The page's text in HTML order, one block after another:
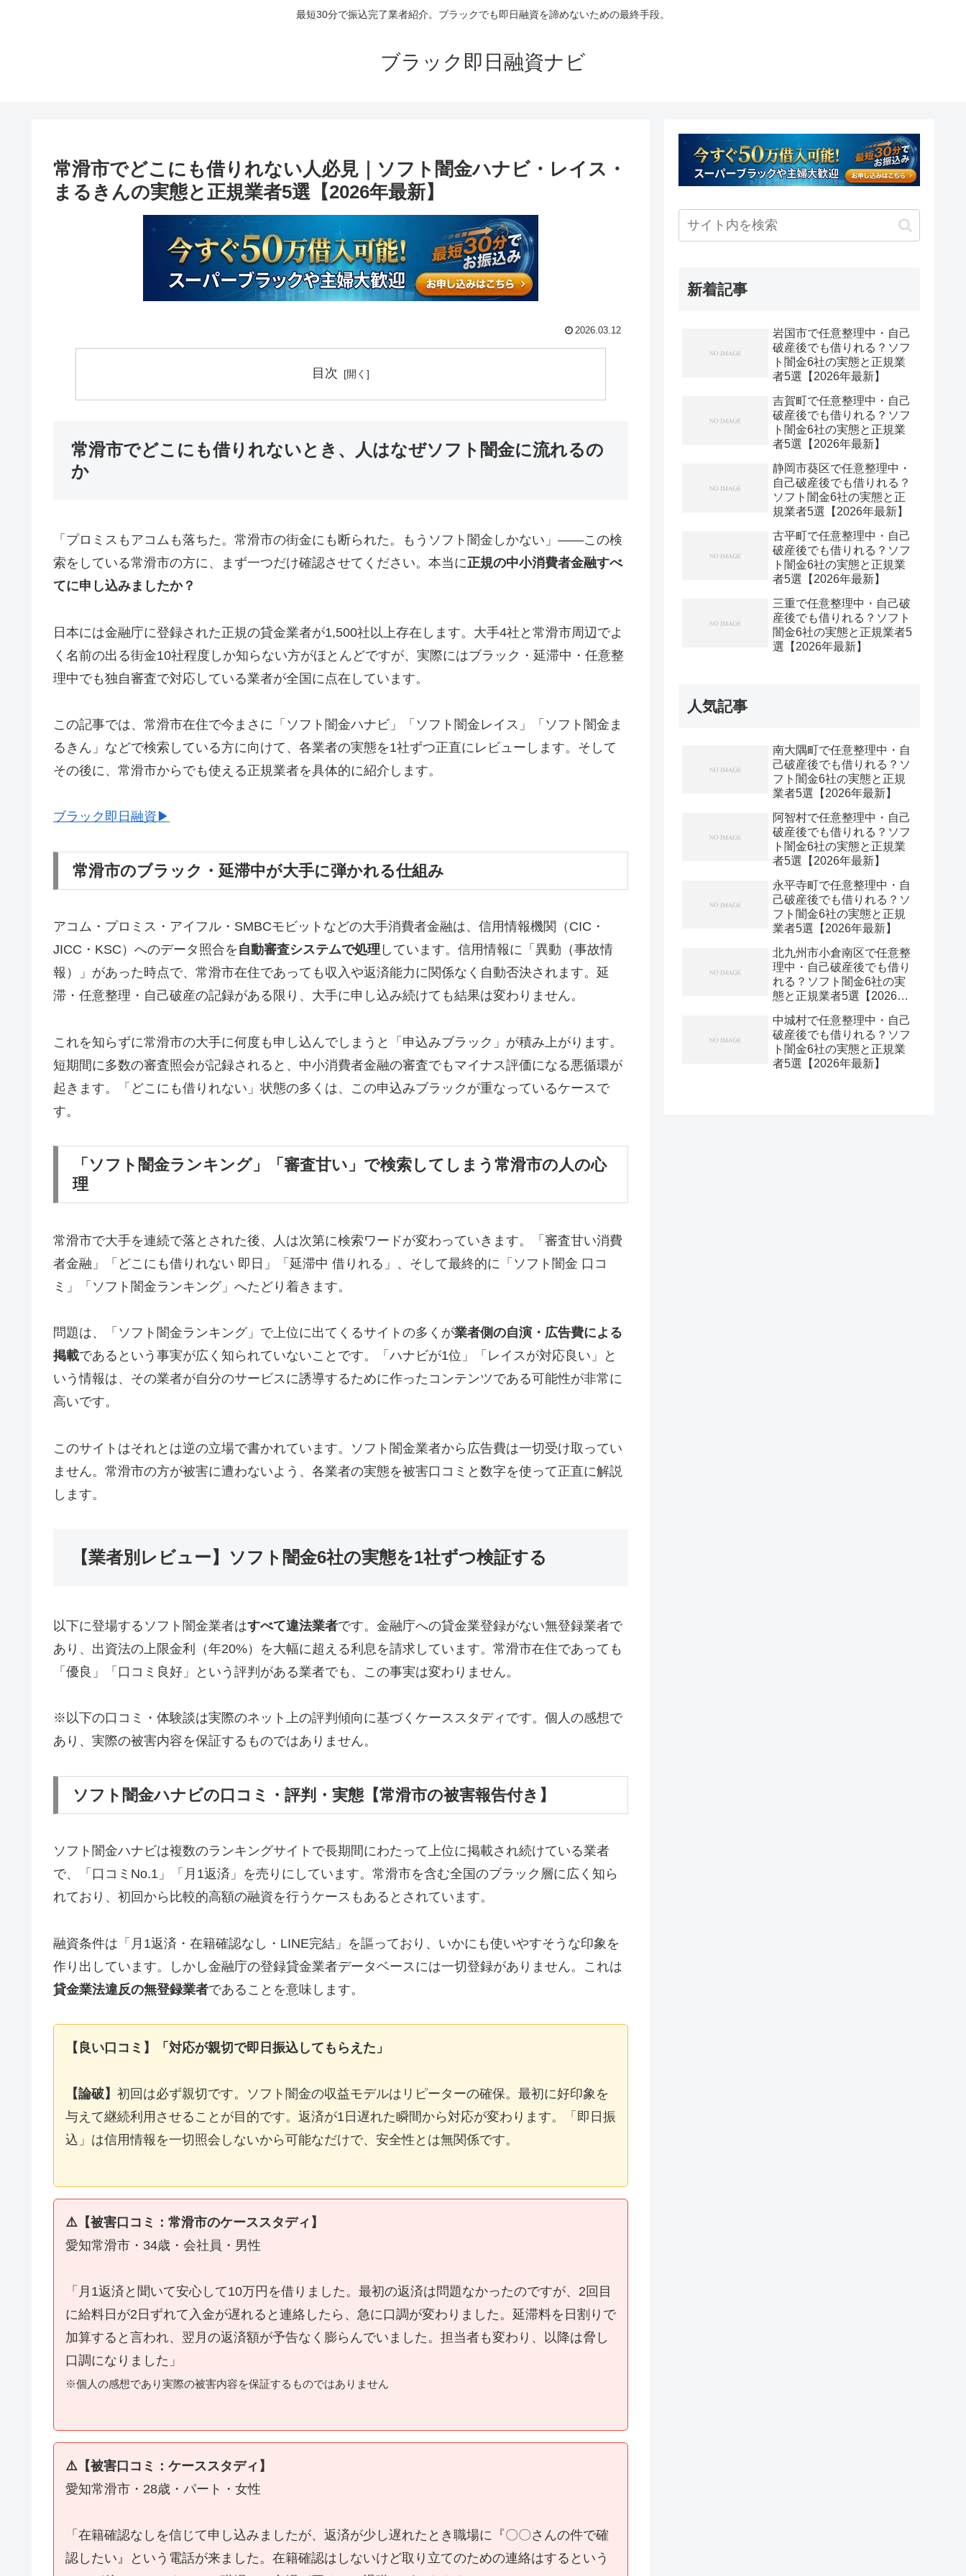
最短30分で振込完了業者紹介。ブラックでも即日融資を諦めないための最終手段。
ブラック即日融資ナビ
常滑市でどこにも借りれない人必見｜ソフト闇金ハナビ・レイス・
まるきんの実態と正規業者5選【2026年最新】
2026.03.12
目次
常滑市でどこにも借りれないとき、人はなぜソフト闇金に流れるの
か
「プロミスもアコムも落ちた。常滑市の街金にも断られた。もうソフト闇金しかない」——この検
索をしている常滑市の方に、まず一つだけ確認させてください。本当に正規の中小消費者金融すべ
てに申し込みましたか？
日本には金融庁に登録された正規の貸金業者が1,500社以上存在します。大手4社と常滑市周辺でよ
く名前の出る街金10社程度しか知らない方がほとんどですが、実際にはブラック・延滞中・任意整
理中でも独自審査で対応している業者が全国に点在しています。
この記事では、常滑市在住で今まさに「ソフト闇金ハナビ」「ソフト闇金レイス」「ソフト闇金ま
るきん」などで検索している方に向けて、各業者の実態を1社ずつ正直にレビューします。そして
その後に、常滑市からでも使える正規業者を具体的に紹介します。
ブラック即日融資▶
常滑市のブラック・延滞中が大手に弾かれる仕組み
アコム・プロミス・アイフル・SMBCモビットなどの大手消費者金融は、信用情報機関（CIC・
JICC・KSC）へのデータ照合を 自動審査システムで処理 しています。信用情報に「異動（事故情
報）」があった時点で、常滑市在住であっても収入や返済能力に関係なく自動否決されます。延
滞・任意整理・自己破産の記録がある限り、大手に申し込み続けても結果は変わりません。
これを知らずに常滑市の大手に何度も申し込んでしまうと「申込みブラック」が積み上がります。
短期間に多数の審査照会が記録されると、中小消費者金融の審査でもマイナス評価になる悪循環が
起きます。「どこにも借りれない」状態の多くは、この申込みブラックが重なっているケースで
す。
「ソフト闇金ランキング」「審査甘い」で検索してしまう常滑市の人の心
理
常滑市で大手を連続で落とされた後、人は次第に検索ワードが変わっていきます。「審査甘い消費
者金融」「どこにも借りれない 即日」「延滞中 借りれる」、そして最終的に「ソフト闇金 口コ
ミ」「ソフト闇金ランキング」へたどり着きます。
問題は、「ソフト闇金ランキング」で上位に出てくるサイトの多くが業者側の自演・広告費による
掲載であるという事実が広く知られていないことです。「ハナビが1位」「レイスが対応良い」と
いう情報は、その業者が自分のサービスに誘導するために作ったコンテンツである可能性が非常に
高いです。
このサイトはそれとは逆の立場で書かれています。ソフト闇金業者から広告費は一切受け取ってい
ません。常滑市の方が被害に遭わないよう、各業者の実態を被害口コミと数字を使って正直に解説
します。
【業者別レビュー】ソフト闇金6社の実態を1社ずつ検証する
以下に登場するソフト闇金業者はすべて違法業者です。金融庁への貸金業登録がない無登録業者で
あり、出資法の上限金利（年20%）を大幅に超える利息を請求しています。常滑市在住であっても
「優良」「口コミ良好」という評判がある業者でも、この事実は変わりません。
※以下の口コミ・体験談は実際のネット上の評判傾向に基づくケーススタディです。個人の感想で
あり、実際の被害内容を保証するものではありません。
ソフト闇金ハナビの口コミ・評判・実態【常滑市の被害報告付き】
ソフト闇金ハナビは複数のランキングサイトで長期間にわたって上位に掲載され続けている業者
で、「口コミNo.1」「月1返済」を売りにしています。常滑市を含む全国のブラック層に広く知ら
れており、初回から比較的高額の融資を行うケースもあるとされています。
融資条件は「月1返済・在籍確認なし・LINE完結」を謳っており、いかにも使いやすそうな印象を
作り出しています。しかし金融庁の登録貸金業者データベースには一切登録がありません。これは
貸金業法違反の無登録業者であることを意味します。
【良い口コミ】「対応が親切で即日振込してもらえた」
【論破】 初回は必ず親切です。ソフト闇金の収益モデルはリピーターの確保。最初に好印象を
与えて継続利用させることが目的です。返済が1日遅れた瞬間から対応が変わります。「即日振
込」は信用情報を一切照会しないから可能なだけで、安全性とは無関係です。
⚠️【被害口コミ：常滑市のケーススタディ】
愛知常滑市・34歳・会社員・男性
「月1返済と聞いて安心して10万円を借りました。最初の返済は問題なかったのですが、2回目
に給料日が2日ずれて入金が遅れると連絡したら、急に口調が変わりました。延滞料を日割りで
加算すると言われ、翌月の返済額が予告なく膨らんでいました。担当者も変わり、以降は脅し
口調になりました」
※個人の感想であり実際の被害内容を保証するものではありません
⚠️【被害口コミ：ケーススタディ】
愛知常滑市・28歳・パート・女性
「在籍確認なしを信じて申し込みましたが、返済が少し遅れたとき職場に『〇〇さんの件で確
認したい』という電話が来ました。在籍確認はしないけど取り立てのための連絡はするという
新着記事
岩国市で任意整理中・自己
破産後でも借りれる？ソフ
ト闇金6社の実態と正規業
者5選【2026年最新】
吉賀町で任意整理中・自己
破産後でも借りれる？ソフ
ト闇金6社の実態と正規業
者5選【2026年最新】
静岡市葵区で任意整理中・
自己破産後でも借りれる？
ソフト闇金6社の実態と正
規業者5選【2026年最新】
古平町で任意整理中・自己
破産後でも借りれる？ソフ
ト闇金6社の実態と正規業
者5選【2026年最新】
三重で任意整理中・自己破
産後でも借りれる？ソフト
闇金6社の実態と正規業者5
選【2026年最新】
人気記事
南大隅町で任意整理中・自
己破産後でも借りれる？ソ
フト闇金6社の実態と正規
業者5選【2026年最新】
阿智村で任意整理中・自己
破産後でも借りれる？ソフ
ト闇金6社の実態と正規業
者5選【2026年最新】
永平寺町で任意整理中・自
己破産後でも借りれる？ソ
フト闇金6社の実態と正規
業者5選【2026年最新】
北九州市小倉南区で任意整
理中・自己破産後でも借り
れる？ソフト闇金6社の実
態と正規業者5選【2026年
中城村で任意整理中・自己
破産後でも借りれる？ソフ
ト闇金6社の実態と正規業
者5選【2026年最新】